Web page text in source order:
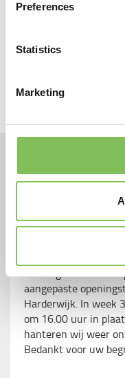
Preferences
Statistics
Marketing
Heeft u afval? Snel
vinden?
Huur container
Harderwijk
Vanwege de
aangepaste
Harderwijk. In week
om 16.00 uur in
hanteren wij weer
Bedankt voor uw